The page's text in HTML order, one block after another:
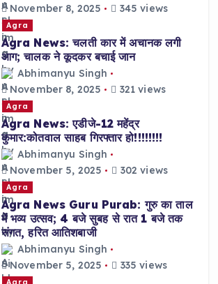
November 8, 2025
345 views
Agra
Agra News: चलती कार में अचानक लगी
आग; चालक ने कूदकर बचाई जान
Abhimanyu Singh
November 8, 2025
321 views
Agra
Agra News: एडीजे-12 महेंद्र
कुमार:कोतवाल साहब गिरफ्तार हो!!!!!!!!
Abhimanyu Singh
November 5, 2025
302 views
Agra
Agra News Guru Purab: गुरु का ताल
में भव्य उत्सव; 4 बजे सुबह से रात 1 बजे तक
संगत, हरित आतिशबाजी
Abhimanyu Singh
November 5, 2025
335 views